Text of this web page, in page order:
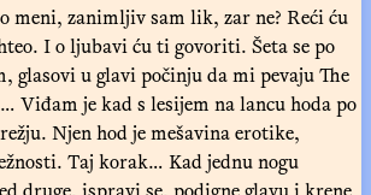
meni, zanimljiv sam lik, zar ne? Reći ću
I o ljubavi ću ti govoriti. Šeta se po
glasovi u glavi počinju da mi pevaju The
Viđam je kad s lesijem na lancu hoda po
Njen hod je mešavina erotike,
Taj korak… Kad jednu nogu